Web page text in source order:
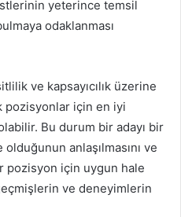
yeterince temsil
odaklanması
ve kapsayıcılık üzerine
pozisyonlar için en iyi
Bu durum bir adayı bir
anlaşılmasını ve
pozisyon için uygun hale
ve deneyimlerin